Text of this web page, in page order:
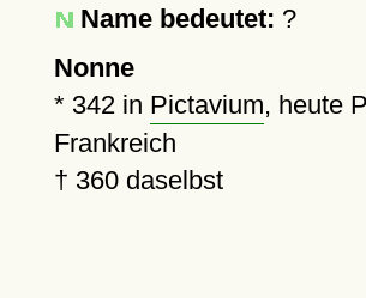
Name bedeutet: ?
Nonne
* 342in Pictavium, heute
Frankreich
† 360daselbst